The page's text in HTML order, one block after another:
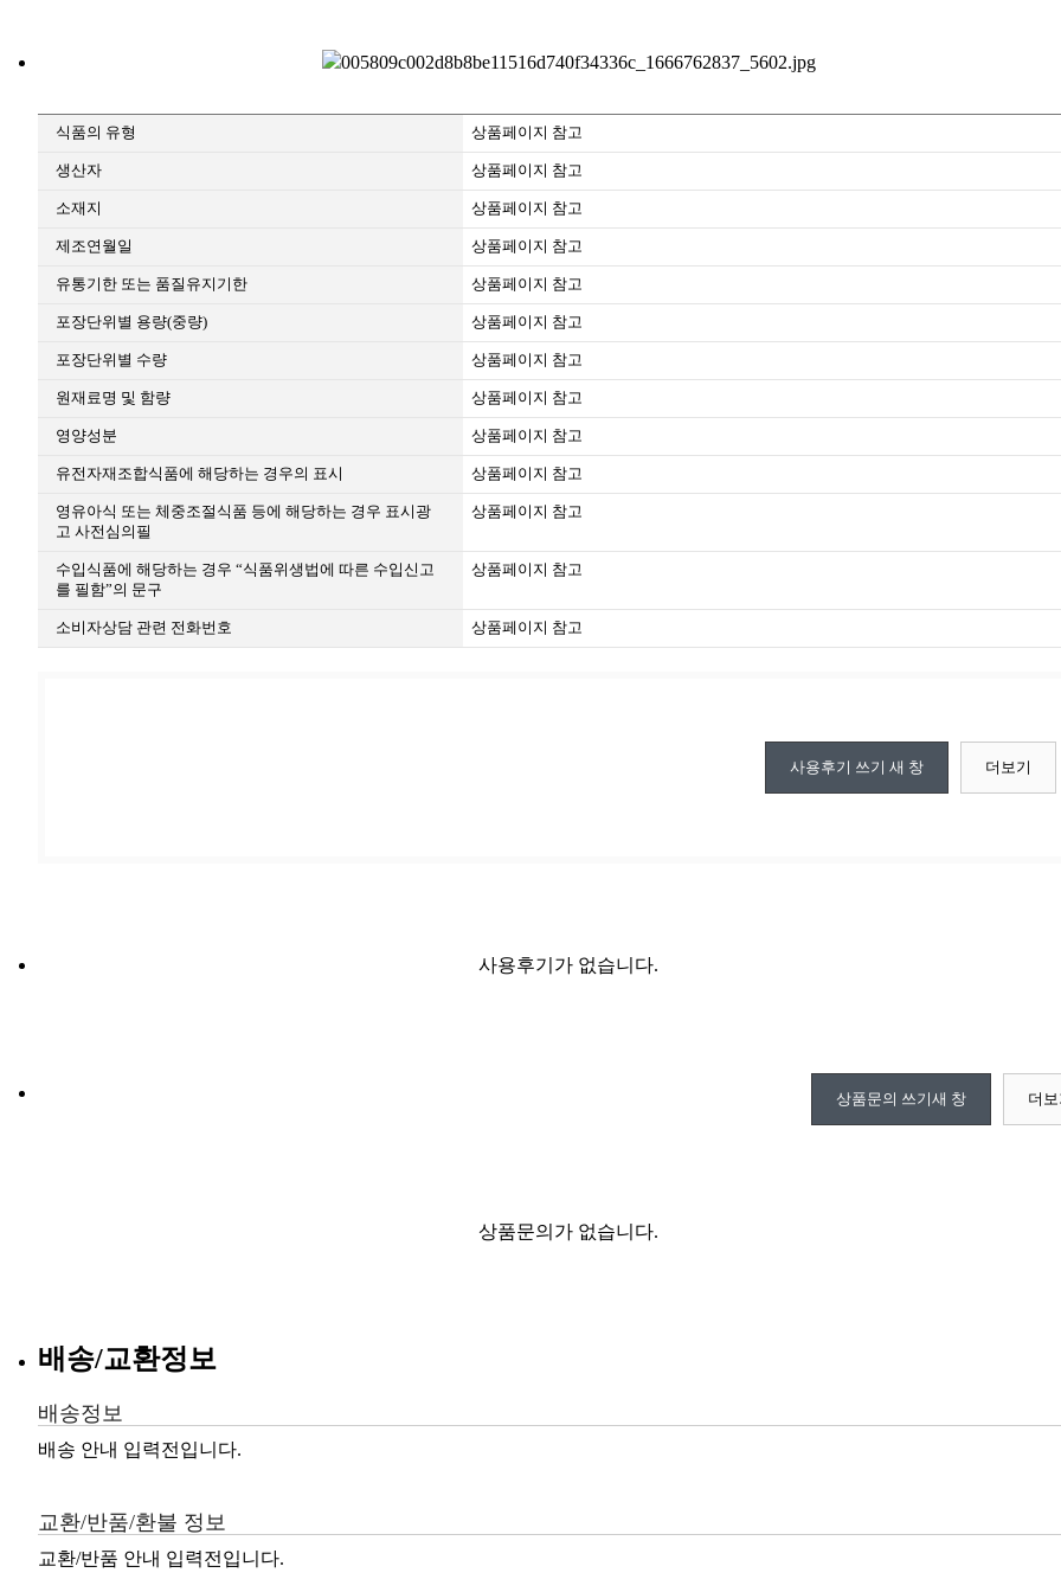
식품의 유형 상품페이지 참고
생산자 상품페이지 참고
소재지 상품페이지 참고
제조연월일 상품페이지 참고
유통기한 또는 품질유지기한 상품페이지 참고
포장단위별 용량(중량) 상품페이지 참고
포장단위별 수량 상품페이지 참고
원재료명 및 함량 상품페이지 참고
영양성분 상품페이지 참고
유전자재조합식품에 해당하는 경우의 표시 상품페이지 참고
영유아식 또는 체중조절식품 등에 해당하는 경우 표시광
고 사전심의필
상품페이지 참고
수입식품에 해당하는 경우 “식품위생법에 따른 수입신고
를 필함”의 문구
상품페이지 참고
소비자상담 관련 전화번호 상품페이지 참고
사용후기 쓰기 새 창 더보기
사용후기가 없습니다.
상품문의 쓰기새 창 더
상품문의가 없습니다.
배송/교환정보
배송정보
배송 안내 입력전입니다.
교환/반품/환불 정보
교환/반품 안내 입력전입니다.